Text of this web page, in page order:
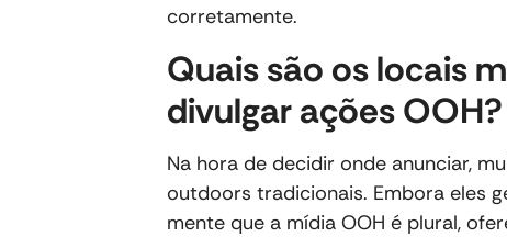
corretamente.
Quais são os locais
divulgar ações OOH?
Na hora de decidir onde anunciar,
outdoors tradicionais. Embora eles
mente que a mídia OOH é plural,